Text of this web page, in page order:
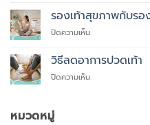
สั่ง
ตัด
รองเท้า
สุขภาพ
สูง
อายุ
ควร
รองเท้า
ไหน
รองเท้าสุขภาพกับรอ
ปิดความเห็นบน
สุขภาพ
กับ
รองเท้า
วิธีลดอาการปวดเท้า
ปิดความเห็นบน
หมวดหมู่